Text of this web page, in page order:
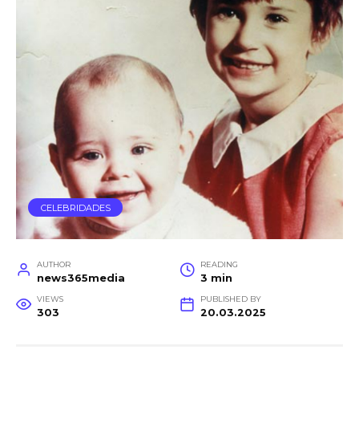
CELEBRIDADES
AUTHOR
news365media
READING
3 min
VIEWS
303
PUBLISHED BY
20.03.2025